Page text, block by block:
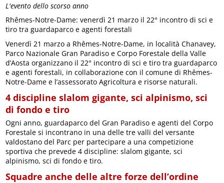
L'evento dello scorso anno
Rhêmes-Notre-Dame: venerdì 21 marzo il 22° incontro di sci e
tiro tra guardaparco e agenti forestali
Venerdì 21 marzo a Rhêmes-Notre-Dame, in località Chanavey,
Parco Nazionale Gran Paradiso e Corpo Forestale della Valle
d’Aosta organizzano il 22° incontro di sci e tiro tra guardaparco
e agenti forestali, in collaborazione con il comune di Rhêmes-
Notre-Dame e l’assessorato Agricoltura e risorse naturali.
4 discipline slalom gigante, sci alpinismo, sci
di fondo e tiro
Ogni anno, guardaparco del Gran Paradiso e agenti del Corpo
Forestale si incontrano in una delle tre valli del versante
valdostano del Parc per partecipare a una competizione
sportiva che prevede 4 discipline: slalom gigante, sci
alpinismo, sci di fondo e tiro.
Squadre anche delle altre forze dell’ordine